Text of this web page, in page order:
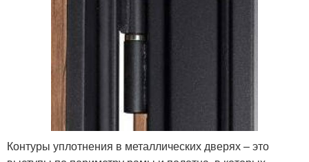
Контуры уплотнения в металлических дверях – это